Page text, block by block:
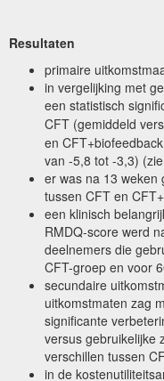
Resultaten
primaire
in vergelijking met
een statistisch
CFT (gemiddeld
en
van -5,8 tot -3,3)
er was na 13 weken
tussen CFT en
een klinisch
RMDQ-score werd
deelnemers die
CFT-groep en voor
secundaire
uitkomstmaten zag
significante
versus gebruikelijke
verschillen tussen
in de